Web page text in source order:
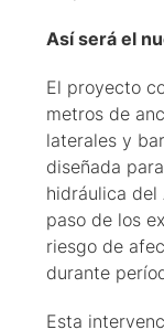
Así será el
El proyecto
metros de
laterales y
diseñada
hidráulica del
paso de los
riesgo de
durante
Esta